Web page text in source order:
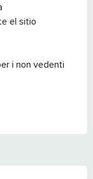
el sitio
i non vedenti